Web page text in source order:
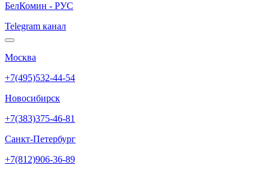
БелКомин - РУС
Telegram канал
Москва
+7(495)532-44-54
Новосибирск
+7(383)375-46-81
Санкт-Петербург
+7(812)906-36-89